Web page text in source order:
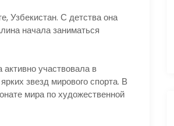
Узбекистан. С детства она
начала заниматься
участвовала в
звезд мирового спорта. В
мира по художественной